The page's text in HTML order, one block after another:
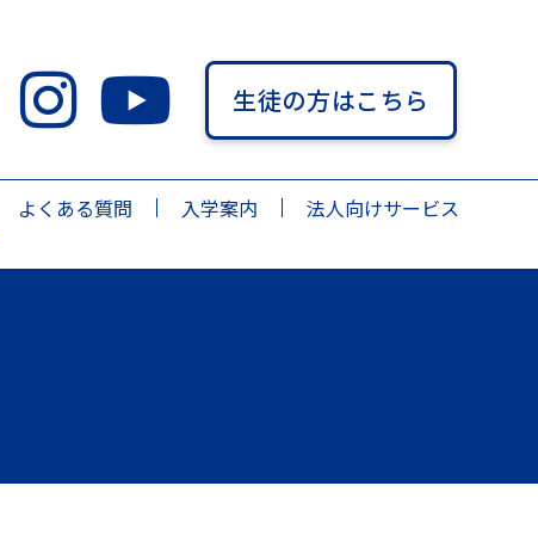
生徒の方はこちら
よくある質問 入学案内 法人向けサービス